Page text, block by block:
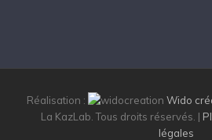
Réalisation : Wido
La KazLab. Tous droits réservés. |
légales